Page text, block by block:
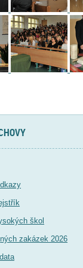
škol
zakázek 2026